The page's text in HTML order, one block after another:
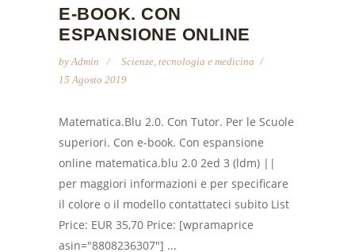
E-BOOK. CON
ESPANSIONE ONLINE
byAdmin
Scienze, tecnologia e medicina
15 Agosto 2019
Matematica.Blu 2.0. Con Tutor. Per le Scuole
superiori. Con e-book. Con espansione
online matematica.blu 2.0 2ed 3 (ldm) ||
per maggiori informazioni e per specificare
il colore o il modello contattateci subito List
Price: EUR 35,70 Price: [wpramaprice
asin="8808236307"] ...